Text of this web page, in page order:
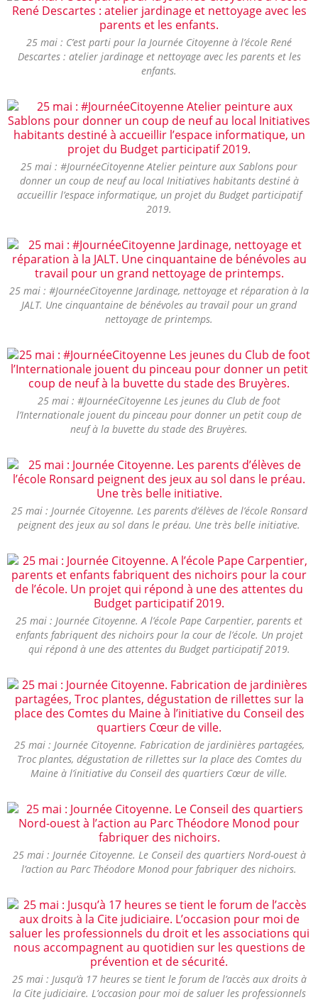
25 mai : C’est parti pour la Journée Citoyenne à l’école René
Descartes : atelier jardinage et nettoyage avec les parents et les
enfants.
25 mai : #JournéeCitoyenne Atelier peinture aux Sablons pour
donner un coup de neuf au local Initiatives habitants destiné à
accueillir l’espace informatique, un projet du Budget participatif
2019.
25 mai : #JournéeCitoyenne Jardinage, nettoyage et réparation à la
JALT. Une cinquantaine de bénévoles au travail pour un grand
nettoyage de printemps.
25 mai : #JournéeCitoyenne Les jeunes du Club de foot
l’Internationale jouent du pinceau pour donner un petit coup de
neuf à la buvette du stade des Bruyères.
25 mai : Journée Citoyenne. Les parents d’élèves de l’école Ronsard
peignent des jeux au sol dans le préau. Une très belle initiative.
25 mai : Journée Citoyenne. A l’école Pape Carpentier, parents et
enfants fabriquent des nichoirs pour la cour de l’école. Un projet
qui répond à une des attentes du Budget participatif 2019.
25 mai : Journée Citoyenne. Fabrication de jardinières partagées,
Troc plantes, dégustation de rillettes sur la place des Comtes du
Maine à l’initiative du Conseil des quartiers Cœur de ville.
25 mai : Journée Citoyenne. Le Conseil des quartiers Nord-ouest à
l’action au Parc Théodore Monod pour fabriquer des nichoirs.
25 mai : Jusqu’à 17 heures se tient le forum de l’accès aux droits à
la Cite judiciaire. L’occasion pour moi de saluer les professionnels